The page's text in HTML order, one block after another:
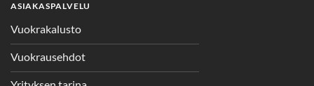
ASIAKASPALVELU
Vuokrakalusto
Vuokrausehdot